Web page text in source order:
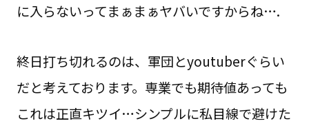
に入らないってまぁまぁヤバいですからね….
終日打ち切れるのは、軍団とyoutuberぐらい
だと考えております。専業でも期待値あっても
これは正直キツイ…シンプルに私目線で避けた